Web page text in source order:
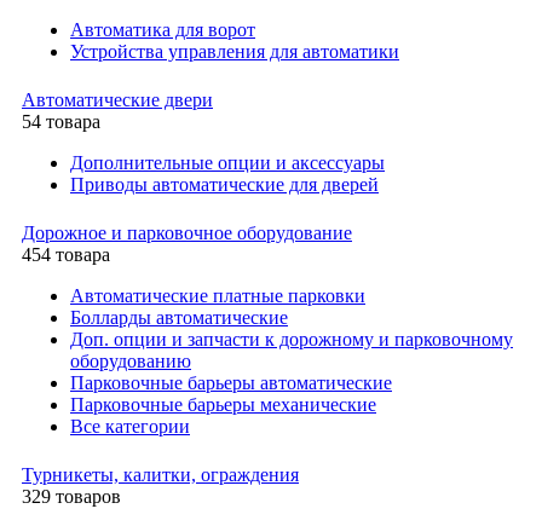
Автоматика для ворот
Устройства управления для автоматики
Автоматические двери
54 товара
Дополнительные опции и аксессуары
Приводы автоматические для дверей
Дорожное и парковочное оборудование
454 товара
Автоматические платные парковки
Болларды автоматические
Доп. опции и запчасти к дорожному и парковочному
оборудованию
Парковочные барьеры автоматические
Парковочные барьеры механические
Все категории
Турникеты, калитки, ограждения
329 товаров